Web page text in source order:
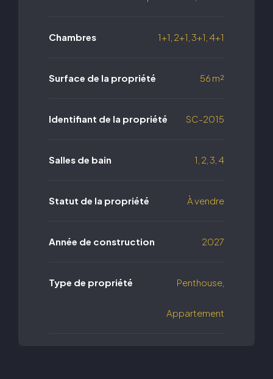
Chambres 1+1, 2+1, 3+1, 4+1
Surface de la propriété 56 m²
Identifiant de la propriété SC-2015
Salles de bain 1, 2, 3, 4
Statut de la propriété À vendre
Année de construction 2027
Type de propriété Penthouse,
Appartement